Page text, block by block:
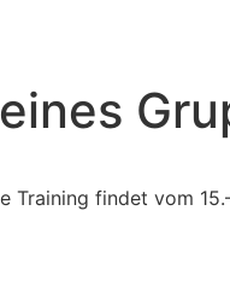
findet vom